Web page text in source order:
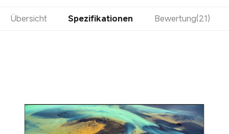
Übersicht Spezifikationen Bewertung(21)